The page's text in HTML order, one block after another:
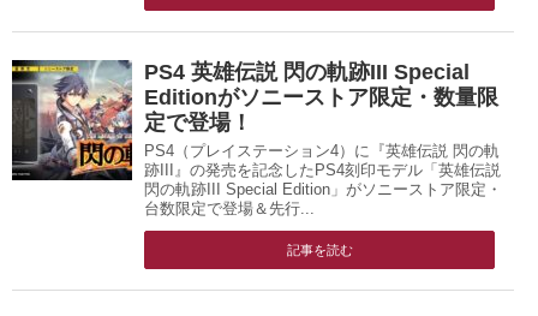
PS4 英雄伝説 閃の軌跡III Special
Editionがソニーストア限定・数量限
定で登場！
PS4（プレイステーション4）に『英雄伝説 閃の軌
跡III』の発売を記念したPS4刻印モデル「英雄伝説
閃の軌跡III Special Edition」がソニーストア限定・
台数限定で登場＆先行...
記事を読む